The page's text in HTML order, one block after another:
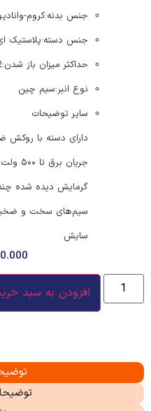
جنس بدنه:کروم-
جنس دسته:پلاستیک
حداکثر میزان باز شدن:
نوع انبر:سیم چین
سایر توضیحات
دارای دسته با روکش
گرمایش دیده شده
سیم‌های سخت و
سایش
افزودن به سبد